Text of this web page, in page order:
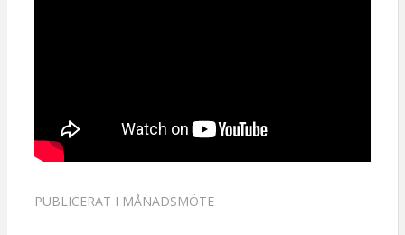
PUBLICERAT I MÅNADSMÖTE